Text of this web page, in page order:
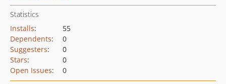
Statistics
Installs:
55
Dependents:
0
Suggesters:
0
Stars:
0
Open Issues: 0